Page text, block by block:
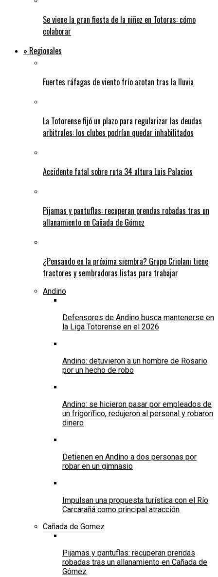
Se viene la gran fiesta de la niñez en Totoras: cómo
colaborar
» Regionales
Fuertes ráfagas de viento frío azotan tras la lluvia
La Totorense fijó un plazo para regularizar las deudas
arbitrales: los clubes podrían quedar inhabilitados
Accidente fatal sobre ruta 34 altura Luis Palacios
Pijamas y pantuflas: recuperan prendas robadas tras un
allanamiento en Cañada de Gómez
¿Pensando en la próxima siembra? Grupo Criolani tiene
tractores y sembradoras listas para trabajar
Andino
Defensores de Andino busca mantenerse en
la Liga Totorense en el 2026
Andino: detuvieron a un hombre de Rosario
por un hecho de robo
Andino: se hicieron pasar por empleados de
un frigorífico, redujeron al personal y robaron
dinero
Detienen en Andino a dos personas por
robar en un gimnasio
Impulsan una propuesta turística con el Río
Carcarañá como principal atracción
Cañada de Gomez
Pijamas y pantuflas: recuperan prendas
robadas tras un allanamiento en Cañada de
Gómez